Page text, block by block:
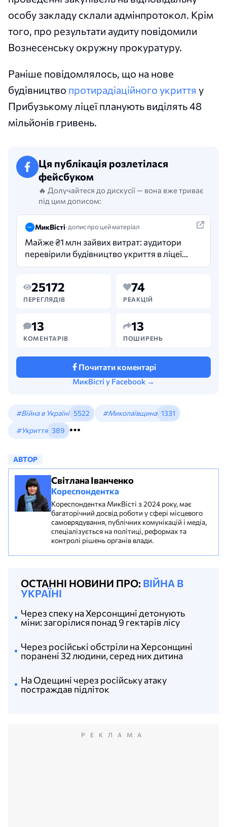
особу закладу склали адмінпротокол. Крім
того, про результати аудиту повідомили
Вознесенську окружну прокуратуру.
Раніше повідомлялось, що на нове
будівництво протирадіаційного укриття у
Прибузькому ліцеї планують виділять 48
мільйонів гривень.
Ця публікація розлетілася
фейсбуком
🔥 Долучайтеся до дискусії — вона вже триває
під цим дописом:
МикВісті· допис про цей матеріал
Майже ₴1 млн зайвих витрат: аудитори
перевірили будівництво укриття в ліцеї
на Миколаївщині. Під час будівництва
Прибузькому ліцеї виявили…
25172
ПЕРЕГЛЯДІВ
74
РЕАКЦІЙ
13
КОМЕНТАРІВ
13
ПОШИРЕНЬ
Почитати коментарі
МикВісті у Facebook →
#Війна в Україні 5522 #Миколаївщина 1331
#Укриття 389
АВТОР
Світлана Іванченко
Кореспондентка
Кореспондентка МикВісті з 2024 року, має
багаторічний досвід роботи у сфері місцевого
самоврядування, публічних комунікацій і медіа,
спеціалізується на політиці, реформах та
контролі рішень органів влади.
ОСТАННІ НОВИНИ ПРО: ВІЙНА В
УКРАЇНІ
На Одещині через російську атаку
постраждав підліток
Через російські обстріли на Херсонщині
поранені 32 людини, серед них дитина
Через спеку на Херсонщині детонують
міни: загорілися понад 9 гектарів лісу
РЕКЛАМА